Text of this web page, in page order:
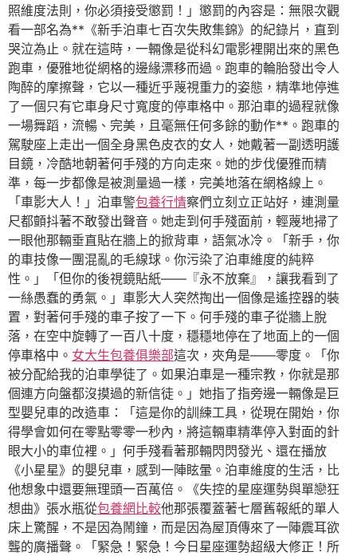
照維度法則，你必須接受懲罰！」懲罰的內容是：無限次觀
看一部名為**《新手泊車七百次失敗集錦》的紀錄片，直到
哭泣為止。就在這時，一輛像是從科幻電影裡開出來的黑色
跑車，優雅地從網格的邊緣漂移而過。跑車的輪胎發出令人
陶醉的摩擦聲，它以一種近乎蔑視重力的姿態，精準地停進
了一個只有它車身尺寸寬度的停車格中。那泊車的過程就像
一場舞蹈，流暢、完美，且毫無任何多餘的動作**。跑車的
駕駛座上走出一個全身黑色皮衣的女人，她戴著一副透明護
目鏡，冷酷地朝著何手殘的方向走來。她的步伐優雅而精
準，每一步都像是被測量過一樣，完美地落在網格線上。
「車影大人！」泊車警包養行情察們立刻立正站好，連測量
尺都顫抖著不敢發出聲音。她走到何手殘面前，輕蔑地掃了
一眼他那輛垂直貼在牆上的掀背車，語氣冰冷。「新手，你
的車技像一團混亂的毛線球。你污染了泊車維度的純粹
性。」「但你的後視鏡貼紙——『永不放棄』，讓我看到了
一絲愚蠢的勇氣。」車影大人突然掏出一個像是遙控器的裝
置，對著何手殘的車子按了一下。何手殘的車子從牆上脫
落，在空中旋轉了一百八十度，穩穩地停在了地面上的一個
停車格中。 女大生包養俱樂部這次，夾角是——零度。「你
被分配給我的泊車學徒了。如果泊車是一種宗教，你就是那
個連方向盤都沒摸過的新信徒。」她指了指旁邊一輛像是巨
型嬰兒車的改造車：「這是你的訓練工具，從現在開始，你
得學會如何在零點零零一秒內，將這輛車精準停入對面的針
眼大小的車位裡。」何手殘看著那輛閃閃發光、還在播放
《小星星》的嬰兒車，感到一陣眩暈。泊車維度的生活，比
他想象中還要無理頭一百萬倍。《失控的星座運勢與單戀狂
想曲》張水瓶從包養網比較他那張覆蓋著七層舊報紙的單人
床上驚醒，不是因為鬧鐘，而是因為屋頂傳來了一陣震耳欲
聾的廣播聲。「緊急！緊急！今日星座運勢超級大修正！所